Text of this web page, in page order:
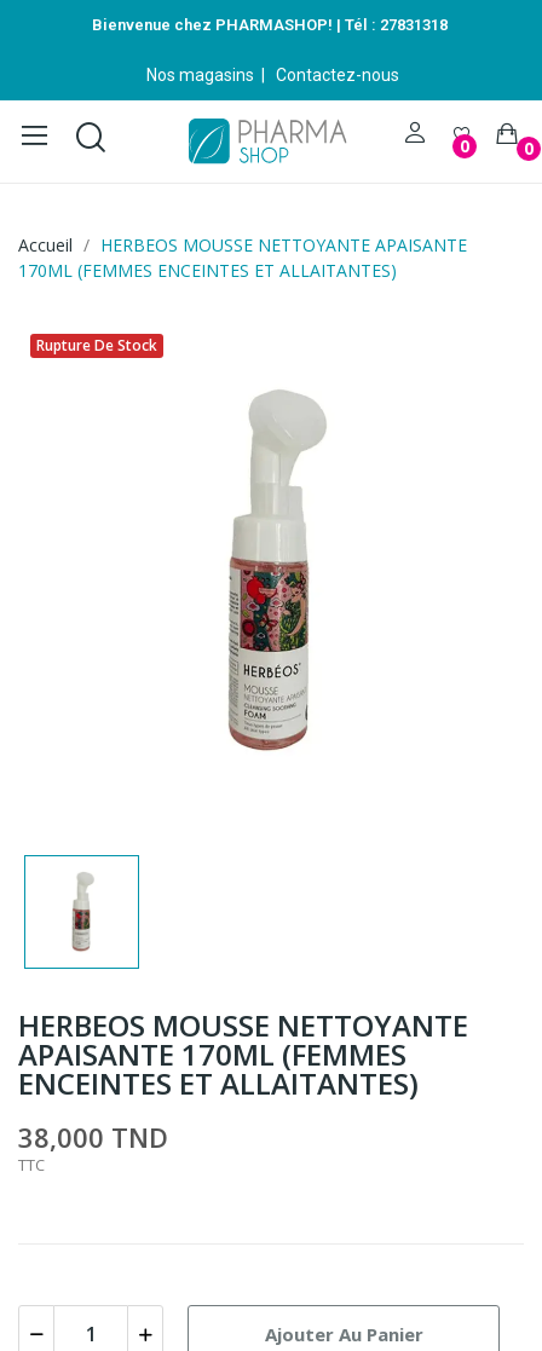
Bienvenue chez PHARMASHOP! | Tél : 27831318
Nos magasins Contactez-nous
0 0
Accueil
HERBEOS MOUSSE NETTOYANTE APAISANTE
170ML (FEMMES ENCEINTES ET ALLAITANTES)
Rupture De Stock
HERBEOS MOUSSE NETTOYANTE
APAISANTE 170ML (FEMMES
ENCEINTES ET ALLAITANTES)
38,000 TND
TTC
Ajouter Au Panier